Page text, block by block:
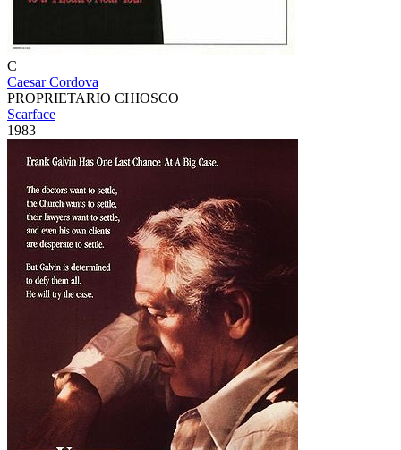
C
Caesar Cordova
PROPRIETARIO CHIOSCO
Scarface
1983